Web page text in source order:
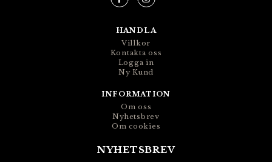
HANDLA
Villkor
Kontakta oss
Logga in
Ny Kund
INFORMATION
Om oss
Nyhetsbrev
Om cookies
NYHETSBREV